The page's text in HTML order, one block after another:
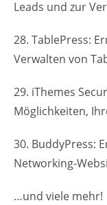
Leads und zur
28. TablePress:
Verwalten von
29. iThemes
Möglichkeiten,
30. BuddyPress:
Networking-
…und viele mehr!